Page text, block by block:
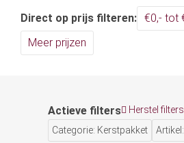
Direct op prijs filteren: €0,- tot
Meer prijzen
Actieve filters
Herstel filters
Categorie: Kerstpakket